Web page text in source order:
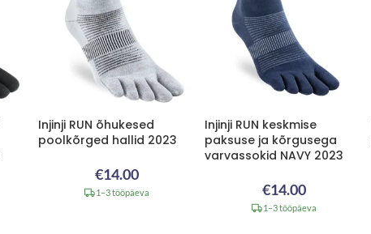
Injinji RUN õhukesed
poolkõrged hallid 2023
€14.00
1–3 tööpäeva
Injinji RUN keskmise
paksuse ja kõrgusega
varvassokid NAVY 2023
€14.00
1–3 tööpäeva